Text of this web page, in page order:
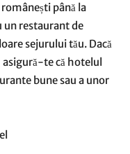
până la
un restaurant de
sejurului tău. Dacă
asigură-te că hotelul
bune sau a unor